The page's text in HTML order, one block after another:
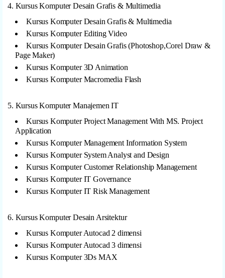
4. Kursus Komputer Desain Grafis & Multimedia
Kursus Komputer Desain Grafis & Multimedia
Kursus Komputer Editing Video
Kursus Komputer Desain Grafis (Photoshop,Corel Draw &
Page Maker)
Kursus Komputer 3D Animation
Kursus Komputer Macromedia Flash
5. Kursus Komputer Manajemen IT
Kursus Komputer Project Management With MS. Project
Application
Kursus Komputer Management Information System
Kursus Komputer System Analyst and Design
Kursus Komputer Customer Relationship Management
Kursus Komputer IT Governance
Kursus Komputer IT Risk Management
6. Kursus Komputer Desain Arsitektur
Kursus Komputer Autocad 2 dimensi
Kursus Komputer Autocad 3 dimensi
Kursus Komputer 3Ds MAX